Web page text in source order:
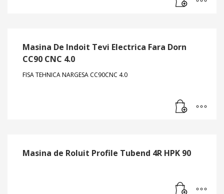
Masina De Indoit Tevi Electrica Fara Dorn
CC90 CNC 4.0
FISA TEHNICA NARGESA CC90CNC 4.0
Masina de Roluit Profile Tubend 4R HPK 90